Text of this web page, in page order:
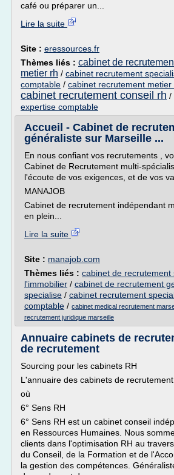
café ou préparer un...
Lire la suite
Site : eressources.fr
Thèmes liés : cabinet de
metier rh / cabinet recrutement
comptable / cabinet recrutement metier
cabinet recrutement conseil rh /
expertise comptable
Accueil - Cabinet de
généraliste sur Marseille ...
En nous confiant vos recrutements ,
Cabinet de Recrutement multi-
l'écoute de vos exigences, et de vos
MANAJOB
Cabinet de recrutement indépendant
en plein...
Lire la suite
Site : manajob.com
Thèmes liés : cabinet de recrutement
l'immobilier / cabinet de recrutement
specialise / cabinet recrutement
comptable / cabinet medical recrutement
recrutement juridique marseille
Annuaire cabinets de
de recrutement
Sourcing pour les cabinets RH
L'annuaire des cabinets de recrutement
où
6° Sens RH
6° Sens RH est un cabinet conseil
en Ressources Humaines. Nous
clients dans l'optimisation RH au
du Conseil, de la Formation et de
la gestion des compétences.